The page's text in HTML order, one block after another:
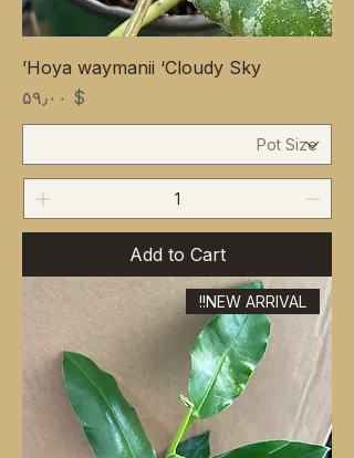
Hoya waymanii ‘Cloudy Sky’
Price
$ ۵۹٫۰۰
Add to Cart
NEW ARRIVAL!!